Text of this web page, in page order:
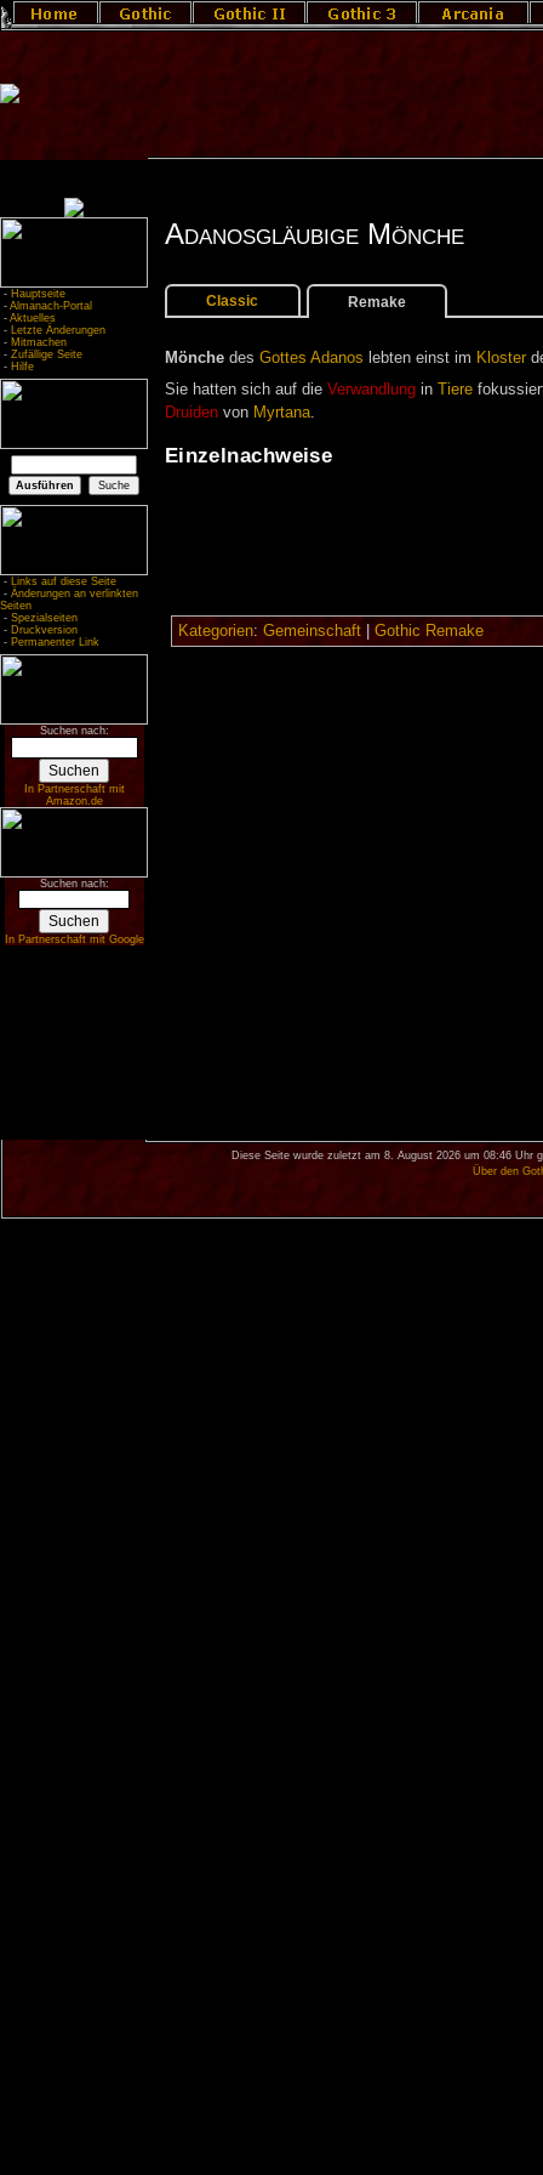
- Hauptseite
- Almanach-Portal
- Aktuelles
- Letzte Änderungen
- Mitmachen
- Zufällige Seite
- Hilfe
- Links auf diese Seite
- Änderungen an verlinkten
Seiten
- Spezialseiten
- Druckversion
- Permanenter Link
Suchen nach:
In Partnerschaft mit
Amazon.de
Suchen nach:
In Partnerschaft mit Google
Adanosgläubige Mönche
Classic Remake
Mönchedes Gottes Adanos lebten einst im Kloster
Sie hatten sich auf die Verwandlungin Tiere
Druidenvon Myrtana.
Einzelnachweise
Kategorien: Gemeinschaft| Gothic Remake
Diese Seite wurde zuletzt am 8. August 2026 um 08:46 Uhr
Über den